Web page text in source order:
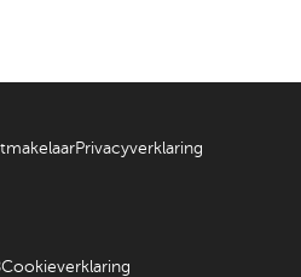
Privacyverklaring
Cookieverklaring